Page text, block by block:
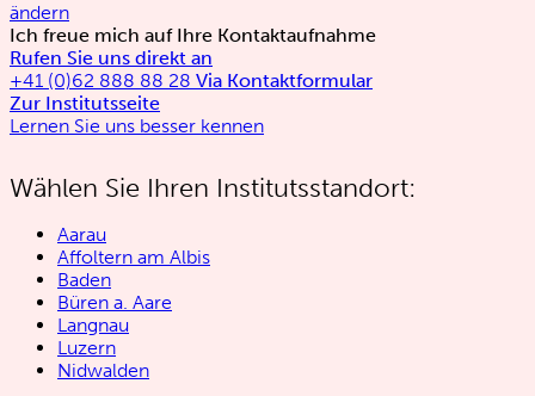
ändern
Ich freue mich auf Ihre Kontaktaufnahme
Rufen Sie uns direkt an
+41 (0)62 888 88 28 Via Kontaktformular
Zur Institutsseite
Lernen Sie uns besser kennen
Wählen Sie Ihren Institutsstandort:
Aarau
Affoltern am Albis
Baden
Büren a. Aare
Langnau
Luzern
Nidwalden